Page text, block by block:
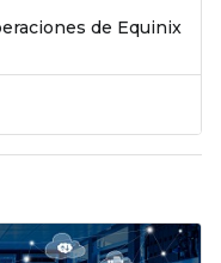
de Equinix